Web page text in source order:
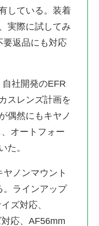
している。装着
実際に試してみ
要返品にも対応
社開発のEFR
スレンズ計画を
偶然にもキヤノ
オートフォー
た。
ノンマウント
。ラインアップ
ズ対応、
応、AF56mm